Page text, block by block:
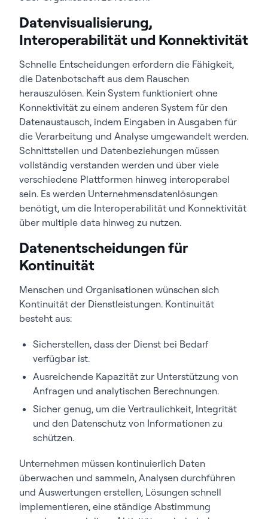
Datenvisualisierung,
Interoperabilität und Konnektivität
Schnelle Entscheidungen erfordern die Fähigkeit,
die Datenbotschaft aus dem Rauschen
herauszulösen. Kein System funktioniert ohne
Konnektivität zu einem anderen System für den
Datenaustausch, indem Eingaben in Ausgaben für
die Verarbeitung und Analyse umgewandelt werden.
Schnittstellen und Datenbeziehungen müssen
vollständig verstanden werden und über viele
verschiedene Plattformen hinweg interoperabel
sein. Es werden Unternehmensdatenlösungen
benötigt, um die Interoperabilität und Konnektivität
über multiple data hinweg zu nutzen.
Datenentscheidungen für
Kontinuität
Menschen und Organisationen wünschen sich
Kontinuität der Dienstleistungen. Kontinuität
besteht aus:
Sicherstellen, dass der Dienst bei Bedarf
verfügbar ist.
Ausreichende Kapazität zur Unterstützung von
Anfragen und analytischen Berechnungen.
Sicher genug, um die Vertraulichkeit, Integrität
und den Datenschutz von Informationen zu
schützen.
Unternehmen müssen kontinuierlich Daten
überwachen und sammeln, Analysen durchführen
und Auswertungen erstellen, Lösungen schnell
implementieren, eine ständige Abstimmung